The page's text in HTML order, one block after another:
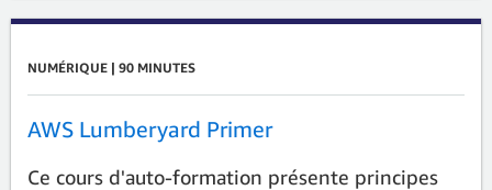
NUMÉRIQUE | 90 MINUTES
AWS Lumberyard Primer
Ce cours d'auto-formation présente principes